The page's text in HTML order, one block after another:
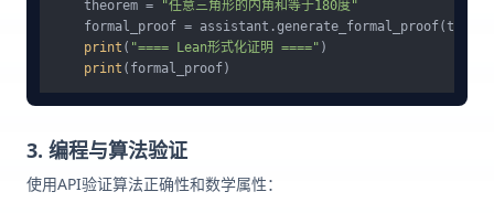
    theorem =
"任意三角形的内角和等于180度"
formal_proof =
print ( "==== Lean形式化证明 ====" )
print
3. 编程与算法验证
使用API验证算法正确性和数学属性：